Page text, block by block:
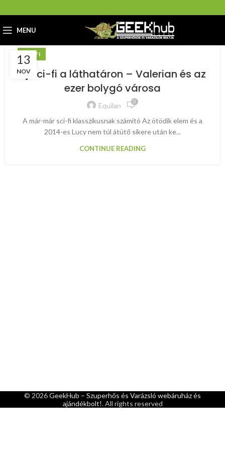
MENU
13
NOV
SCI-FI
Új sci-fi a láthatáron – Valerian és az
ezer bolygó városa
Equilan 0
A már-már sci-fi klasszikusnak számító Az ötödik elem és a
2014-es Lucy nem túl átütő sikere után ke...
CONTINUE READING
© 2026GeekHub – Szuperhős és Varázsló webáruház és
ajándékbolt!. All rights reserved